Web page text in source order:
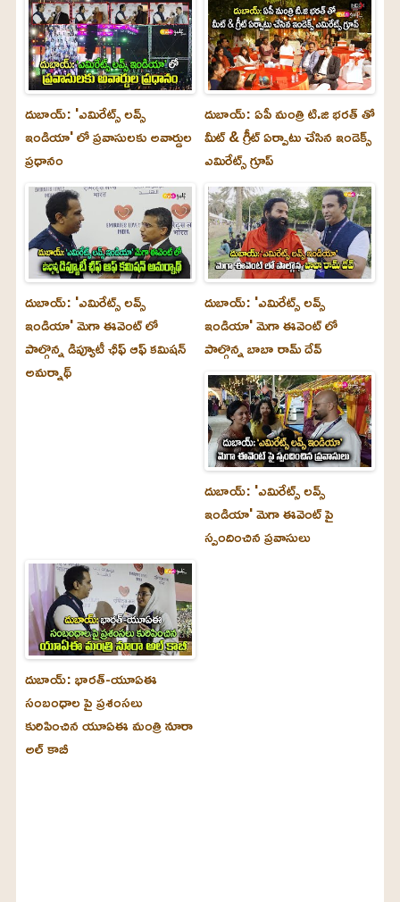
దుబాయ్: 'ఎమిరేట్స్ లవ్స్
ఇండియా' లో ప్రవాసులకు అవార్డుల
ప్రధానం
దుబాయ్: ఏపీ మంత్రి టి.జి భరత్ తో
మీట్ & గ్రీట్ ఏర్పాటు చేసిన ఇండెక్స్
ఎమిరేట్స్ గ్రూప్
దుబాయ్‌: 'ఎమిరేట్స్ లవ్స్
ఇండియా' మెగా ఈవెంట్ లో
పాల్గొన్న డిప్యూటీ ఛీఫ్ ఆఫ్ కమిషన్
అమర్నాథ్
దుబాయ్‌: 'ఎమిరేట్స్ లవ్స్
ఇండియా' మెగా ఈవెంట్ లో
పాల్గొన్న బాబా రామ్ దేవ్
దుబాయ్‌: 'ఎమిరేట్స్ లవ్స్
ఇండియా' మెగా ఈవెంట్ పై
స్పందించిన ప్రవాసులు
దుబాయ్‌: భారత్-యూఏఈ
సంబంధాల పై ప్రశంసలు
కురిపించిన యూఏఈ మంత్రి నూరా
అల్‌ కాబీ